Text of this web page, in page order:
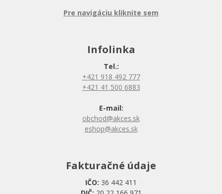
Pre navigáciu kliknite sem
Infolinka
Tel.:
+421 918 492 777
+421 41 500 6883
E-mail:
obchod@akces.sk
eshop@akces.sk
Fakturačné údaje
IČO: 36 442 411